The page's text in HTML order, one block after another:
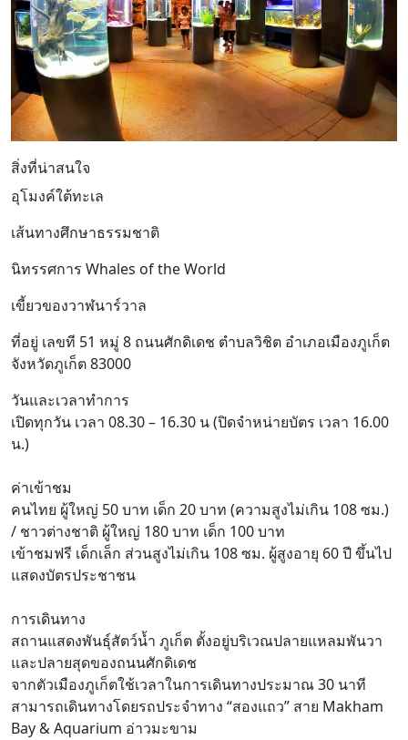
สิ่งที่น่าสนใจ
อุโมงค์ใต้ทะเล
เส้นทางศึกษาธรรมชาติ
นิทรรศการ Whales of the World
เขี้ยวของวาฬนาร์วาล
ที่อยู่ เลขที 51 หมู่ 8 ถนนศักดิเดช ตำบลวิชิต อำเภอเมืองภูเก็ต
จังหวัดภูเก็ต 83000
วันและเวลาทำการ
เปิดทุกวัน เวลา 08.30 – 16.30 น (ปิดจำหน่ายบัตร เวลา 16.00
น.)
ค่าเข้าชม
คนไทย ผู้ใหญ่ 50 บาท เด็ก 20 บาท (ความสูงไม่เกิน 108 ซม.)
/ ชาวต่างชาติ ผู้ใหญ่ 180 บาท เด็ก 100 บาท
เข้าชมฟรี เด็กเล็ก ส่วนสูงไม่เกิน 108 ซม. ผู้สูงอายุ 60 ปี ขึ้นไป
แสดงบัตรประชาชน
การเดินทาง
สถานแสดงพันธุ์สัตว์น้ำ ภูเก็ต ตั้งอยู่บริเวณปลายแหลมพันวา
และปลายสุดของถนนศักดิเดช
จากตัวเมืองภูเก็ตใช้เวลาในการเดินทางประมาณ 30 นาที
สามารถเดินทางโดยรถประจำทาง “สองแถว” สาย Makham
Bay & Aquarium อ่าวมะขาม